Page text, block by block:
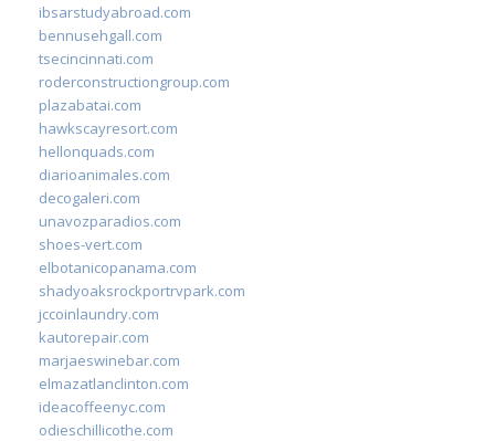
ibsarstudyabroad.com
bennusehgall.com
tsecincinnati.com
roderconstructiongroup.com
plazabatai.com
hawkscayresort.com
hellonquads.com
diarioanimales.com
decogaleri.com
unavozparadios.com
shoes-vert.com
elbotanicopanama.com
shadyoaksrockportrvpark.com
jccoinlaundry.com
kautorepair.com
marjaeswinebar.com
elmazatlanclinton.com
ideacoffeenyc.com
odieschillicothe.com